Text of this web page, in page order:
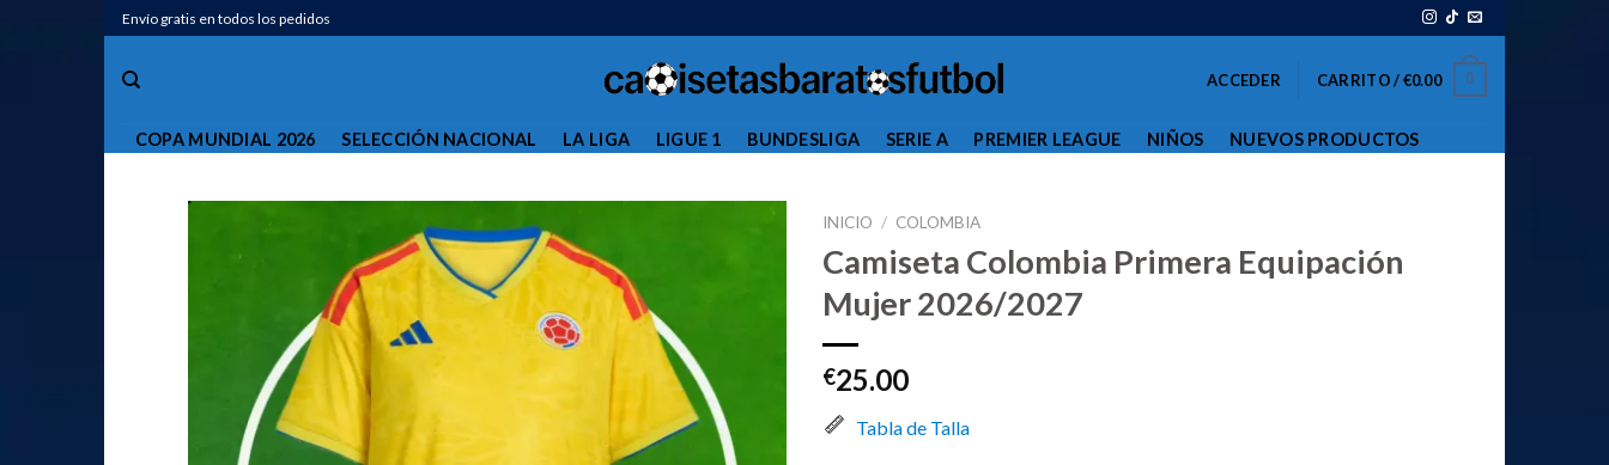
Saltar
al
contenido
Envío gratis en todos los pedidos
ACCEDER CARRITO /€0.00 0
COPA MUNDIAL 2026 SELECCIÓN NACIONAL LA LIGA LIGUE 1 BUNDESLIGA SERIE A PREMIER LEAGUE NIÑOS NUEVOS PRODUCTOS
INICIO / COLOMBIA
Camiseta Colombia Primera Equipación
Mujer 2026/2027
€25.00
Tabla de Talla